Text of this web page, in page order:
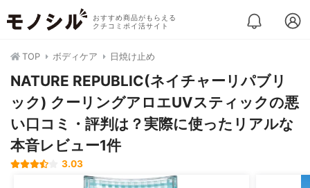
おすすめ商品がもらえる
クチコミポイ活サイト
TOP ボディケア 日焼け止め
NATURE REPUBLIC(ネイチャーリパブリ
ック) クーリングアロエUVスティックの悪
い口コミ・評判は？実際に使ったリアルな
本音レビュー1件
3.03